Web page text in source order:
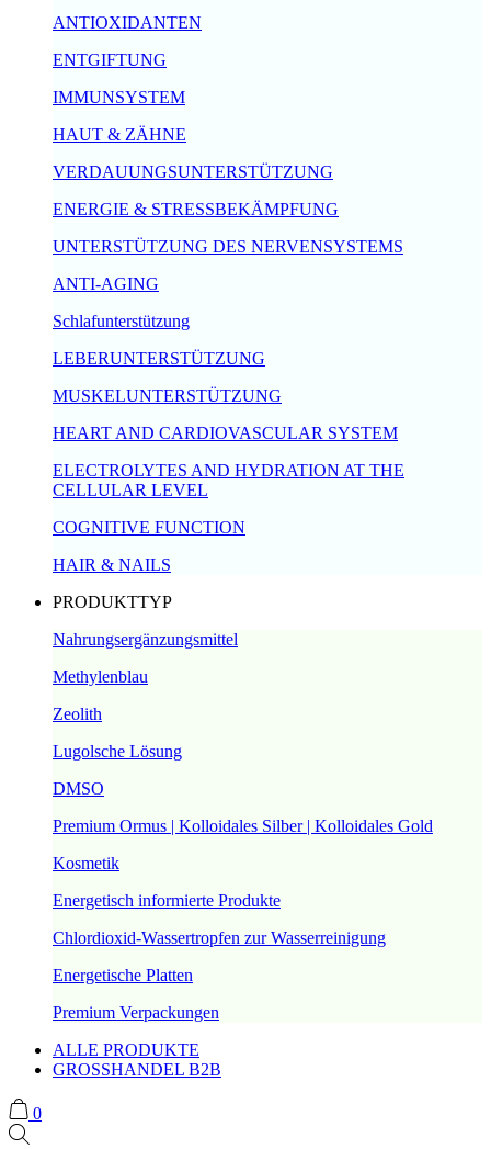
ANTIOXIDANTEN
ENTGIFTUNG
IMMUNSYSTEM
HAUT & ZÄHNE
VERDAUUNGSUNTERSTÜTZUNG
ENERGIE & STRESSBEKÄMPFUNG
UNTERSTÜTZUNG DES NERVENSYSTEMS
ANTI-AGING
Schlafunterstützung
LEBERUNTERSTÜTZUNG
MUSKELUNTERSTÜTZUNG
HEART AND CARDIOVASCULAR SYSTEM
ELECTROLYTES AND HYDRATION AT THE
CELLULAR LEVEL
COGNITIVE FUNCTION
HAIR & NAILS
PRODUKTTYP
Nahrungsergänzungsmittel
Methylenblau
Zeolith
Lugolsche Lösung
DMSO
Premium Ormus | Kolloidales Silber | Kolloidales Gold
Kosmetik
Energetisch informierte Produkte
Chlordioxid-Wassertropfen zur Wasserreinigung
Energetische Platten
Premium Verpackungen
ALLE PRODUKTE
GROSSHANDEL B2B
0